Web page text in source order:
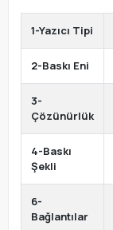
1-Yazıcı Tipi
2-Baskı Eni
3-
Çözünürlük
4-Baskı
Şekli
6-
Bağlantılar